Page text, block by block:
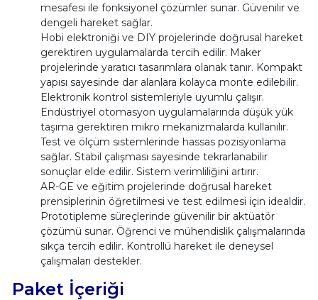
mesafesi ile fonksiyonel çözümler sunar. Güvenilir ve
dengeli hareket sağlar.
Hobi elektroniği ve DIY projelerinde doğrusal hareket
gerektiren uygulamalarda tercih edilir. Maker
projelerinde yaratıcı tasarımlara olanak tanır. Kompakt
yapısı sayesinde dar alanlara kolayca monte edilebilir.
Elektronik kontrol sistemleriyle uyumlu çalışır.
Endüstriyel otomasyon uygulamalarında düşük yük
taşıma gerektiren mikro mekanizmalarda kullanılır.
Test ve ölçüm sistemlerinde hassas pozisyonlama
sağlar. Stabil çalışması sayesinde tekrarlanabilir
sonuçlar elde edilir. Sistem verimliliğini artırır.
AR-GE ve eğitim projelerinde doğrusal hareket
prensiplerinin öğretilmesi ve test edilmesi için idealdir.
Prototipleme süreçlerinde güvenilir bir aktüatör
çözümü sunar. Öğrenci ve mühendislik çalışmalarında
sıkça tercih edilir. Kontrollü hareket ile deneysel
çalışmaları destekler.
Paket İçeriği